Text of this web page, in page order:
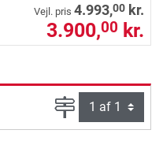
Vejl. pris 4.993,00 kr.
3.900,00 kr.
Side